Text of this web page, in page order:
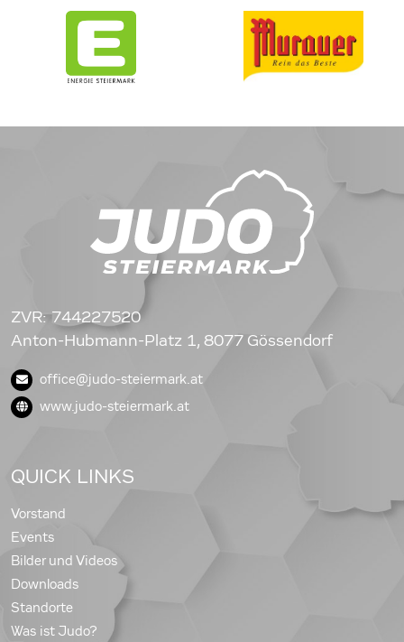
ZVR: 744227520
Anton-Hubmann-Platz 1, 8077 Gössendorf
office@judo-steiermark.at
www.judo-steiermark.at
QUICK LINKS
Vorstand
Events
Bilder und Videos
Downloads
Standorte
Was ist Judo?